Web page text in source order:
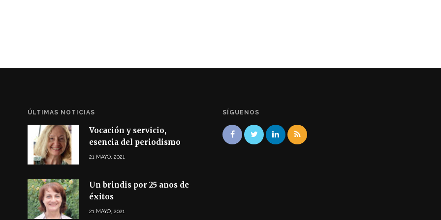
ÚLTIMAS NOTICIAS
Vocación y servicio,
esencia del periodismo
21 MAYO, 2021
Un brindis por 25 años de
éxitos
21 MAYO, 2021
SÍGUENOS